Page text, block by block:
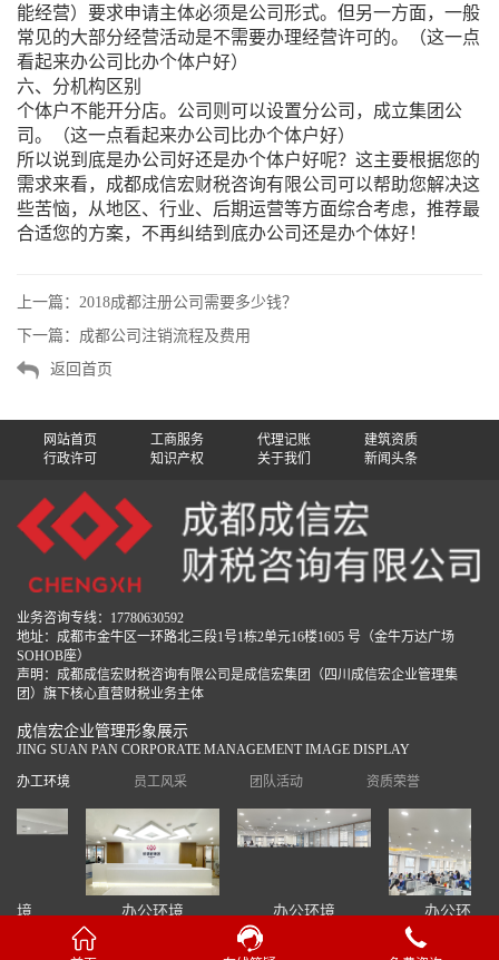
能经营）要求申请主体必须是公司形式。但另一方面，一般
常见的大部分经营活动是不需要办理经营许可的。（这一点
看起来办公司比办个体户好）
六、分机构区别
个体户不能开分店。公司则可以设置分公司，成立集团公
司。（这一点看起来办公司比办个体户好）
所以说到底是办公司好还是办个体户好呢？这主要根据您的
需求来看，成都成信宏财税咨询有限公司可以帮助您解决这
些苦恼，从地区、行业、后期运营等方面综合考虑，推荐最
合适您的方案，不再纠结到底办公司还是办个体好！
上一篇： 2018成都注册公司需要多少钱？
下一篇： 成都公司注销流程及费用
返回首页
网站首页 工商服务 代理记账
建筑资质
行政许可
知识产权 关于我们 新闻头条
业务咨询专线：17780630592
地址：成都市金牛区一环路北三段1号1栋2单元16楼1605 号（金牛万达广场
SOHOB座）
声明：成都成信宏财税咨询有限公司是成信宏集团（四川成信宏企业管理集
团）旗下核心直营财税业务主体
成信宏企业管理形象展示
JING SUAN PAN CORPORATE MANAGEMENT IMAGE DISPLAY
办工环境 员工风采 团队活动 资质荣誉
办公环境 办公环境 办公环境